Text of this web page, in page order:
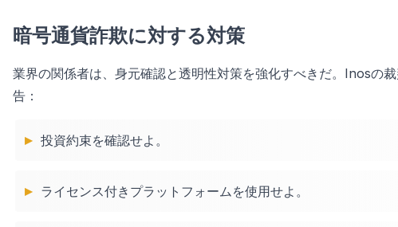
暗号通貨詐欺に対する対策
業界の関係者は、身元確認と透明性対策を強化すべきだ。Inosの
告：
投資約束を確認せよ。
ライセンス付きプラットフォームを使用せよ。